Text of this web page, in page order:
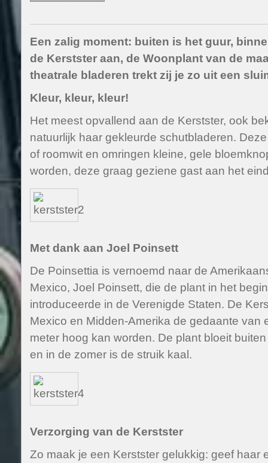
Een zalig moment: buiten is het guur,
de Kerstster aan, de Woonplant van de
theatrale bladeren trekt zij je zo uit een
Kleur, kleur, kleur!
Het meest opvallend aan de Kerstster, ook
natuurlijk haar gekleurde schutbladeren.
of roomwit en omringen kleine, gele
worden, deze graag geziene gast aan het
Met dank aan Joel Poinsett
De Poinsettia is vernoemd naar de
Mexico, Joel Poinsett, die de plant in het
introduceerde in de Verenigde Staten. De
Mexico en Midden-Amerika de gedaante van
meter hoog kan worden. De plant bloeit
en in de zomer is de struik kaal.
Verzorging van de Kerstster
Zo maak je een Kerstster gelukkig: geef haar